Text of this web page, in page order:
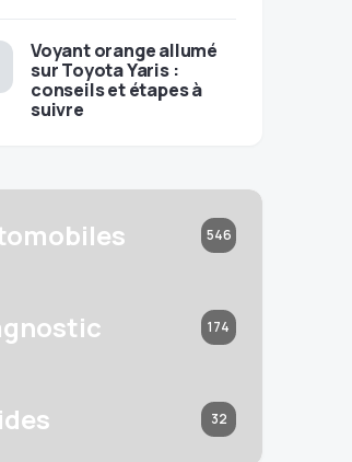
Voyant orange allumé
sur Toyota Yaris :
conseils et étapes à
suivre
546
174
32